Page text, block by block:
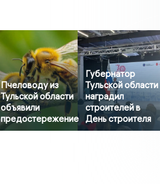
Пчеловоду из
Тульской области
объявили
предостережение
Губернатор
Тульской области
наградил
строителей в
День строителя